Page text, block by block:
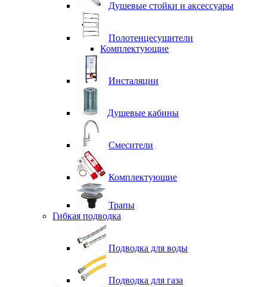
Душевые стойки и аксессуары
Полотенцесушители
Комплектующие
Инсталяции
Душевые кабины
Смесители
Комплектующие
Трапы
Гибкая подводка
Подводка для воды
Подводка для газа